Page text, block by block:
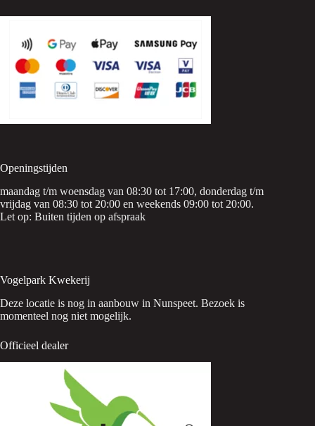
Openingstijden
maandag t/m woensdag van 08:30 tot 17:00, donderdag t/m
vrijdag van 08:30 tot 20:00 en weekends 09:00 tot 20:00.
Let op: Buiten tijden op afspraak
Vogelpark Kwekerij
Deze locatie is nog in aanbouw in Nunspeet. Bezoek is
momenteel nog niet mogelijk.
Officieel dealer